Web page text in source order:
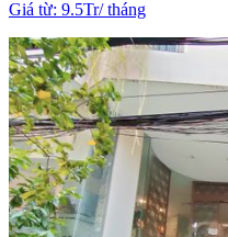
Giá từ: 9.5Tr/tháng